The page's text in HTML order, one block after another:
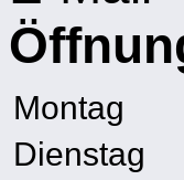
Montag
Dienstag